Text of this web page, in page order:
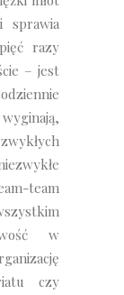
sprawia
razy
– jest
team
w
czy